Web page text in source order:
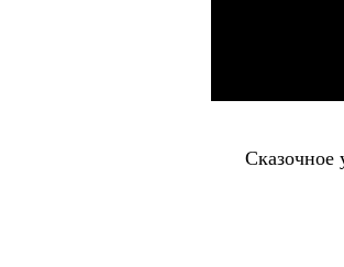
Сказочное